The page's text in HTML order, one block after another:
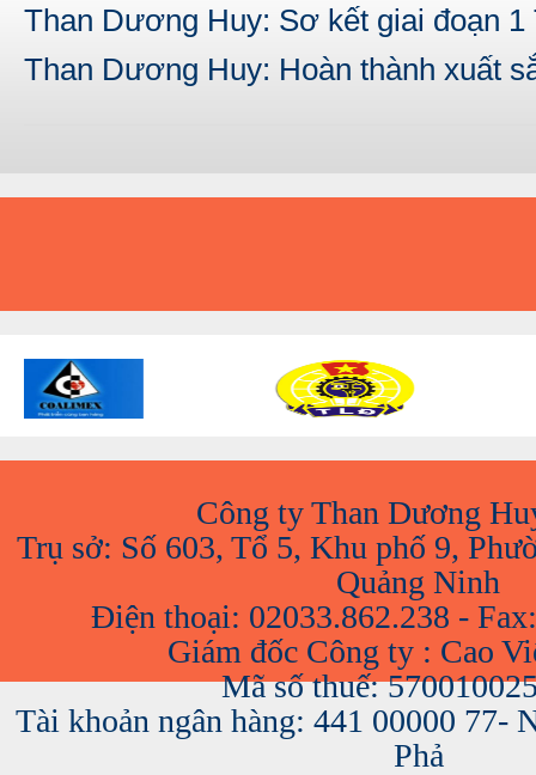
Than Dương Huy: Sơ kết giai đoạn 1
Than Dương Huy: Hoàn thành xuất
Công ty Than Dương
Trụ sở: Số 603, Tổ 5, Khu phố 9,
Quảng Ninh
Điện thoại: 02033.862.238 -
Giám đốc Công ty : Cao
Mã số thuế:
Tài khoản ngân hàng: 441 00000 77-
Phả